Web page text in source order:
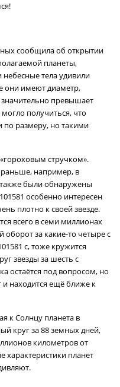
сообщила об открытии
планеты,
тела удивили
они имеют диаметр,
превышает
получиться, что
по размеру, но такими
стручком».
например, в
также были обнаружены
особенно интересен
плотно к своей звезде.
всего в семи миллионах
за какие-то четыре с
c, тоже кружится
звезды за шесть с
остаётся под вопросом, но
и находится ещё ближе к
к Солнцу планета в
круг за 88 земных дней,
километров от
характеристики планет